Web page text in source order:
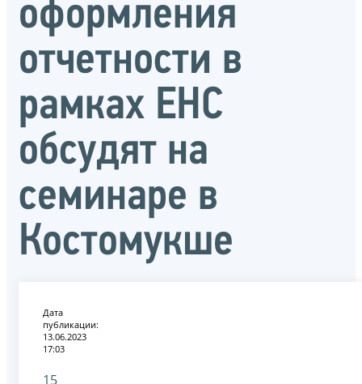
оформления
отчетности в
рамках ЕНС
обсудят на
семинаре в
Костомукше
Дата
публикации:
13.06.2023
17:03
15